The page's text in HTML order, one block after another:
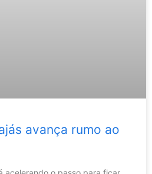
avança rumo ao